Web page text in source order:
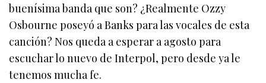
buenísima banda que son? ¿Realmente Ozzy
Osbourne poseyó a Banks para las vocales de esta
canción? Nos queda a esperar a agosto para
escuchar lo nuevo de Interpol, pero desde ya le
tenemos mucha fe.